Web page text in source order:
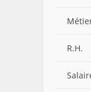
R.H.